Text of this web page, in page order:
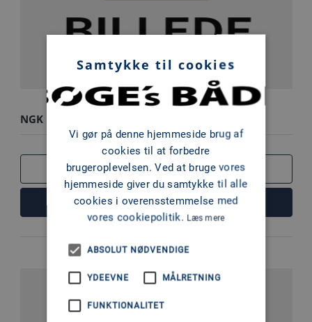
NGK ITR4 A15
SAMMENLIGN
LÆS MERE
Samtykke til cookies
Vi gør på denne hjemmeside brug af
cookies til at forbedre
brugeroplevelsen. Ved at bruge vores
hjemmeside giver du samtykke til alle
cookies i overensstemmelse med
vores cookiepolitik. Læs mere
ABSOLUT NØDVENDIGE
YDEEVNE MÅLRETNING
FUNKTIONALITET